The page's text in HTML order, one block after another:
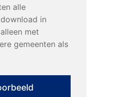
alle
in
met
gemeenten als